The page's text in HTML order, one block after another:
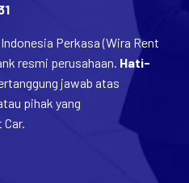
Perkasa (Wira Rent
resmi perusahaan. Hati-
jawab atas
pihak yang